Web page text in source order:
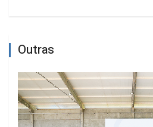
Outras